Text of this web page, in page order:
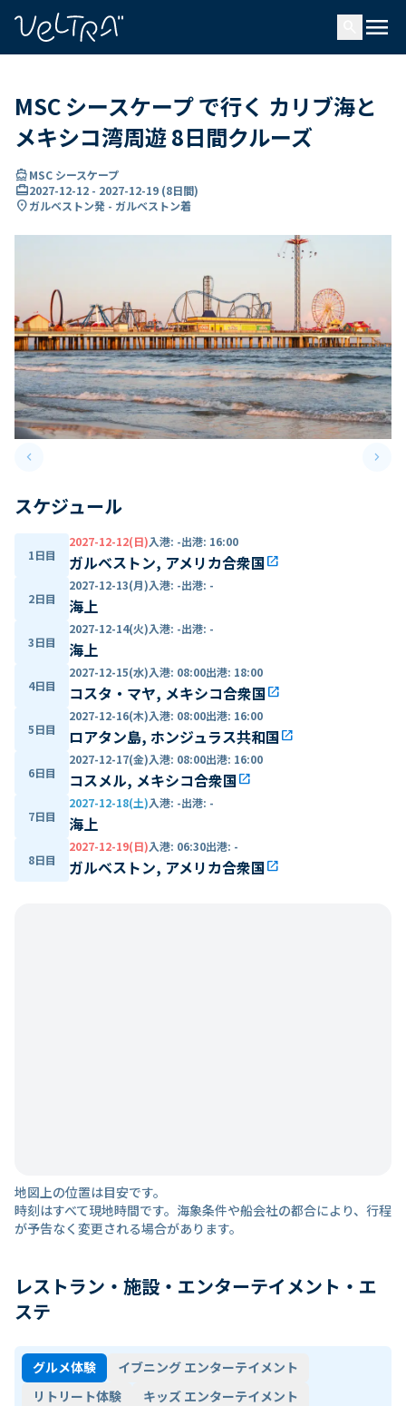
menu
MSC シースケープ で行く カリブ海と
メキシコ湾周遊 8日間クルーズ
directions_boatMSC シースケープ
card_travel2027-12-12 - 2027-12-19 (8日間)
location_onガルベストン発 - ガルベストン着
keyboard_arrow_leftPrevious slide keyboard_arrow_right
スケジュール
1日目
2027-12-12(日)入港: -出港: 16:00
ガルベストン, アメリカ合衆国open_in_new
2日目
2027-12-13(月)入港: -出港: -
海上
3日目
2027-12-14(火)入港: -出港: -
海上
4日目
2027-12-15(水)入港: 08:00出港: 18:00
コスタ・マヤ, メキシコ合衆国open_in_new
5日目
2027-12-16(木)入港: 08:00出港: 16:00
ロアタン島, ホンジュラス共和国open_in_new
6日目
2027-12-17(金)入港: 08:00出港: 16:00
コスメル, メキシコ合衆国open_in_new
7日目
2027-12-18(土)入港: -出港: -
海上
8日目
2027-12-19(日)入港: 06:30出港: -
ガルベストン, アメリカ合衆国open_in_new
地図上の位置は目安です。
時刻はすべて現地時間です。海象条件や船会社の都合により、行程
が予告なく変更される場合があります。
レストラン・施設・エンターテイメント・エ
ステ
グルメ体験
イブニング エンターテイメント
リトリート体験
キッズ エンターテイメント